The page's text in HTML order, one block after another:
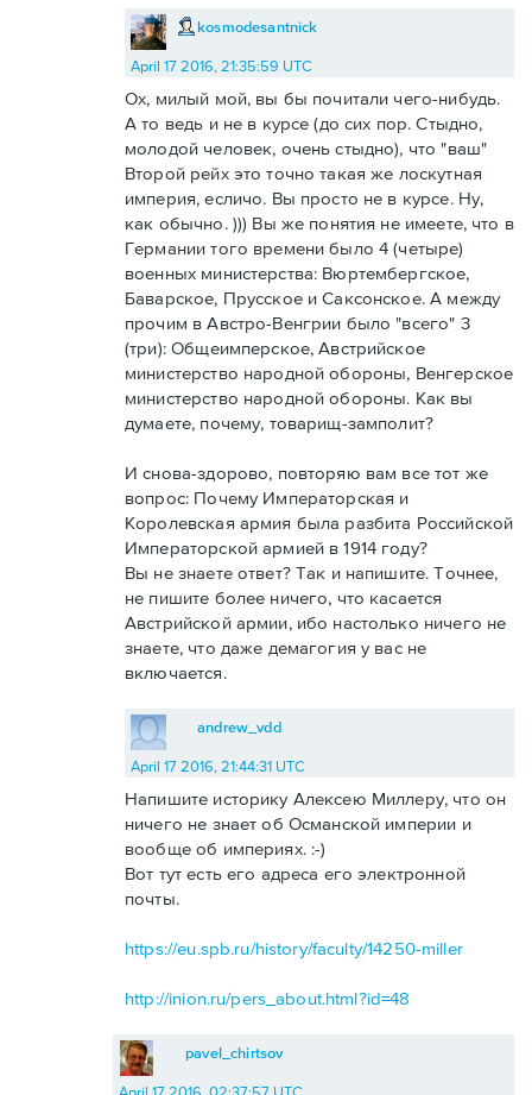
kosmodesantnick
April 17 2016, 21:35:59 UTC
Ох, милый мой, вы бы почитали чего-нибудь.
А то ведь и не в курсе (до сих пор. Стыдно,
молодой человек, очень стыдно), что "ваш"
Второй рейх это точно такая же лоскутная
империя, есличо. Вы просто не в курсе. Ну,
как обычно. ))) Вы же понятия не имеете, что в
Германии того времени было 4 (четыре)
военных министерства: Вюртембергское,
Баварское, Прусское и Саксонское. А между
прочим в Австро-Венгрии было "всего" 3
(три): Общеимперское, Австрийское
министерство народной обороны, Венгерское
министерство народной обороны. Как вы
думаете, почему, товарищ-замполит?
И снова-здорово, повторяю вам все тот же
вопрос: Почему Императорская и
Королевская армия была разбита Российской
Императорской армией в 1914 году?
Вы не знаете ответ? Так и напишите. Точнее,
не пишите более ничего, что касается
Австрийской армии, ибо настолько ничего не
знаете, что даже демагогия у вас не
включается.
andrew_vdd
April 17 2016, 21:44:31 UTC
Напишите историку Алексею Миллеру, что он
ничего не знает об Османской империи и
вообще об империях. :-)
Вот тут есть его адреса его электронной
почты.
https://eu.spb.ru/history/faculty/14250-miller
http://inion.ru/pers_about.html?id=48
pavel_chirtsov